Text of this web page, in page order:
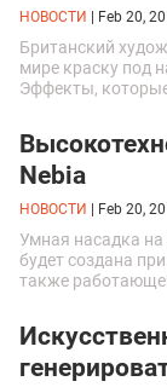
НОВОСТИ Feb 20,
Британский
мире краску под
Эффекты,
Nebia
НОВОСТИ Feb 20,
Умная насадка
будет создана
также